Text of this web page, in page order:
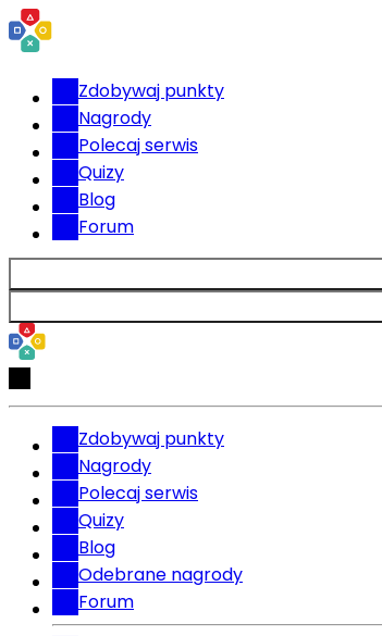
Zdobywaj punkty
Nagrody
Polecaj serwis
Quizy
Blog
Forum
Zdobywaj punkty
Nagrody
Polecaj serwis
Quizy
Blog
Odebrane nagrody
Forum